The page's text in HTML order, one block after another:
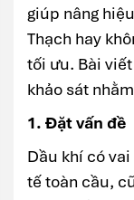
giúp nâng
Thạch hay
tối ưu. Bài
khảo sát
1. Đặt vấn đề
Dầu khí có
tế toàn cầu,